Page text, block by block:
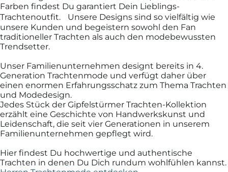
Farben findest Du garantiert Dein Lieblings-
Trachtenoutfit. Unsere Designs sind so vielfältig wie
unsere Kunden und begeistern sowohl den Fan
traditioneller Trachten als auch den modebewussten
Trendsetter.
Unser Familienunternehmen designt bereits in 4.
Generation Trachtenmode und verfügt daher über
einen enormen Erfahrungsschatz zum Thema Trachten
und Modedesign.
Jedes Stück der Gipfelstürmer Trachten-Kollektion
erzählt eine Geschichte von Handwerkskunst und
Leidenschaft, die seit vier Generationen in unserem
Familienunternehmen gepflegt wird.
Hier findest Du hochwertige und authentische
Trachten in denen Du Dich rundum wohlfühlen kannst.